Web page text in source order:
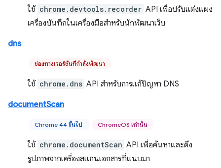
ใช้ chrome.devtools.recorder API เพื่อปรับแต่งแผง
เครื่องบันทึกในเครื่องมือสำหรับนักพัฒนาเว็บ
dns
ช่องทางเวอร์ชันที่กำลังพัฒนา
ใช้ chrome.dns API สำหรับการแก้ปัญหา DNS
documentScan
Chrome 44 ขึ้นไป ChromeOS เท่านั้น
ใช้ chrome.documentScan API เพื่อค้นหาและดึง
รูปภาพจากเครื่องสแกนเอกสารที่แนบมา